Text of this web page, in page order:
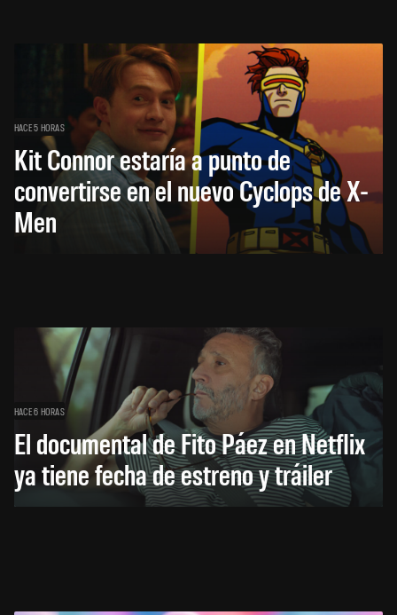
HACE 5 HORAS
Kit Connor estaría a punto de
convertirse en el nuevo Cyclops de X-
Men
HACE 6 HORAS
El documental de Fito Páez en Netflix
ya tiene fecha de estreno y tráiler